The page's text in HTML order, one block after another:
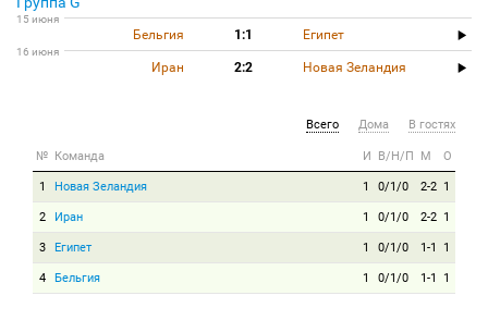
15 июня
Бельгия 1:1 Египет
16 июня
Иран 2:2 Новая Зеландия
Всего Дома В гостях
№ Команда И В/Н/П М О
1 Новая Зеландия 1 0/1/0 2-2 1
2 Иран 1 0/1/0 2-2 1
3 Египет 1 0/1/0 1-1 1
4 Бельгия 1 0/1/0 1-1 1